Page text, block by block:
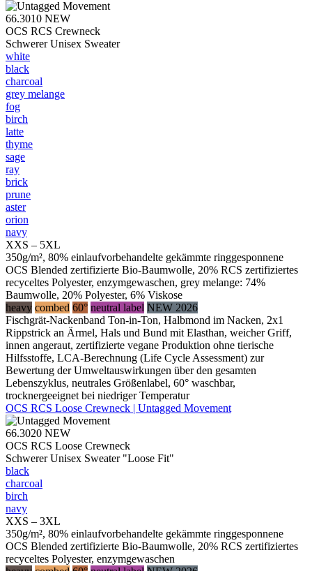
66.3010 NEW
OCS RCS Crewneck
Schwerer Unisex Sweater
white
black
charcoal
grey melange
fog
birch
latte
thyme
sage
ray
brick
prune
aster
orion
navy
XXS – 5XL
350g/m², 80% einlaufvorbehandelte gekämmte ringgesponnene
OCS Blended zertifizierte Bio-Baumwolle, 20% RCS zertifiziertes
recyceltes Polyester, enzymgewaschen, grey melange: 74%
Baumwolle, 20% Polyester, 6% Viskose
heavy combed 60° neutral label NEW 2026
Fischgrät-Nackenband Ton-in-Ton, Halbmond im Nacken, 2x1
Rippstrick an Ärmel, Hals und Bund mit Elasthan, weicher Griff,
innen angeraut, zertifizierte vegane Produktion ohne tierische
Hilfsstoffe, LCA-Berechnung (Life Cycle Assessment) zur
Bewertung der Umweltauswirkungen über den gesamten
Lebenszyklus, neutrales Größenlabel, 60° waschbar,
trocknergeeignet bei niedriger Temperatur
OCS RCS Loose Crewneck | Untagged Movement
66.3020 NEW
OCS RCS Loose Crewneck
Schwerer Unisex Sweater "Loose Fit"
black
charcoal
birch
navy
XXS – 3XL
350g/m², 80% einlaufvorbehandelte gekämmte ringgesponnene
OCS Blended zertifizierte Bio-Baumwolle, 20% RCS zertifiziertes
recyceltes Polyester, enzymgewaschen